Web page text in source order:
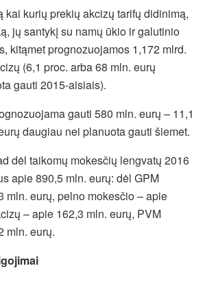
kai kurių prekių akcizų tarifų didinimą,
jų santykį su namų ūkio ir galutinio
kitąmet prognozuojamos 1,172 mlrd.
(6,1 proc. arba 68 mln. eurų
gauti 2015-aisiais).
gauti 580 mln. eurų – 11,1
daugiau nei planuota gauti šiemet.
dėl taikomų mokesčių lengvatų 2016
apie 890,5 mln. eurų: dėl GPM
mln. eurų, pelno mokesčio – apie
– apie 162,3 mln. eurų, PVM
mln. eurų.